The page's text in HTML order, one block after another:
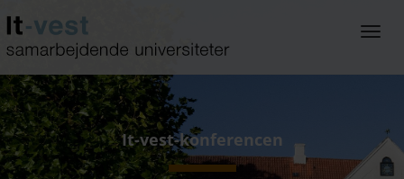
til
hoved-
indhold
It-vest-konferencen